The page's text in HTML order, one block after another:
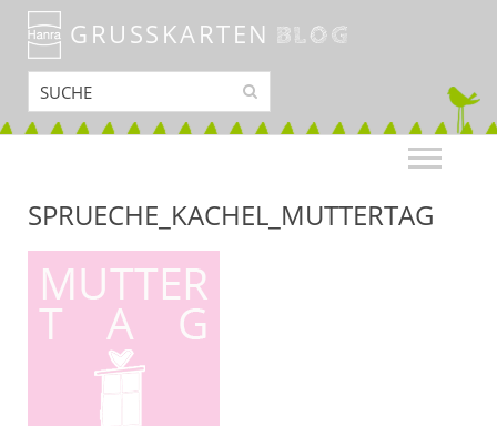
GRUSSKARTEN BLOG
SPRUECHE_KACHEL_MUTTERTAG